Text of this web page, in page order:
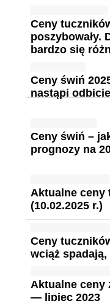
Ceny
poszybowały.
bardzo się
Ceny świń
nastąpi
Ceny świń –
prognozy na
Aktualne ceny
(10.02.2025 r.)
Ceny
wciąż
Aktualne ceny
— lipiec 2023